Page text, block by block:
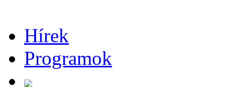
Hírek
Programok